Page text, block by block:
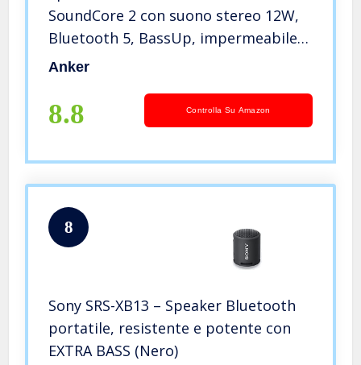
SoundCore 2 con suono stereo 12W,
Bluetooth 5, BassUp, impermeabile
IPX7, 24h di autonomia, associazione
esterno, viaggi;
Anker
8.8 Controlla Su Amazon
8
Sony SRS-XB13 – Speaker Bluetooth
portatile, resistente e potente con
EXTRA BASS (Nero)